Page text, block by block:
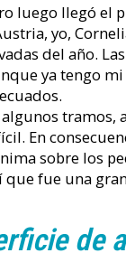
luego llegó el
yo,
del año.
ya tengo
algunos tramos,
En
sobre los
que fue una
de